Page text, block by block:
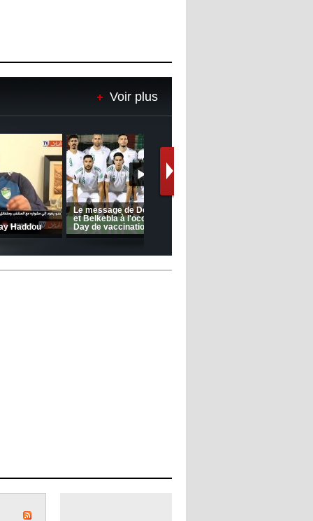
Voir plus
(Coupe de la CAF) Nkana FC 1 -
CRB 0